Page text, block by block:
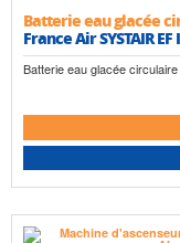
Batterie eau glacée
France Air SYSTAIR EF
Batterie eau glacée